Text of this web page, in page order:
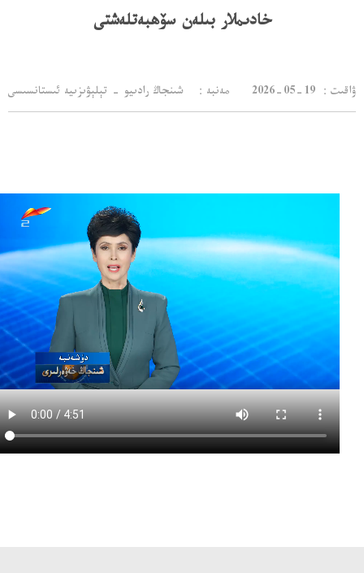
خادىملار بىلەن سۆھبەتلەشتى
2026-05-19 ：ۋاقىت مەنبە： شىنجاڭ رادىيو - تېلېۋىزىيە ئىستانسىسى